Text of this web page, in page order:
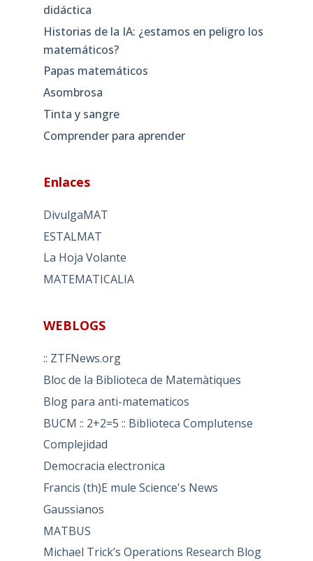
didáctica
Historias de la IA: ¿estamos en peligro los
matemáticos?
Papas matemáticos
Asombrosa
Tinta y sangre
Comprender para aprender
Enlaces
DivulgaMAT
ESTALMAT
La Hoja Volante
MATEMATICALIA
WEBLOGS
:: ZTFNews.org
Bloc de la Biblioteca de Matemàtiques
Blog para anti-matematicos
BUCM :: 2+2=5 :: Biblioteca Complutense
Complejidad
Democracia electronica
Francis (th)E mule Science's News
Gaussianos
MATBUS
Michael Trick’s Operations Research Blog